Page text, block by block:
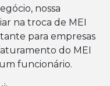
nossa
na troca de MEI
para empresas
do MEI
funcionário.